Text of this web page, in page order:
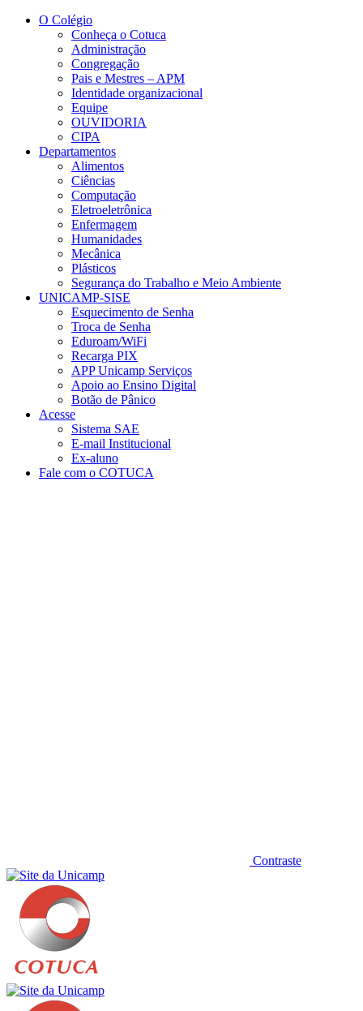
Conteúdo principal
O Colégio
Conheça o Cotuca
Administração
Congregação
Pais e Mestres – APM
Identidade organizacional
Equipe
OUVIDORIA
CIPA
Departamentos
Alimentos
Ciências
Computação
Eletroeletrônica
Enfermagem
Humanidades
Mecânica
Plásticos
Segurança do Trabalho e Meio Ambiente
UNICAMP-SISE
Esquecimento de Senha
Troca de Senha
Eduroam/WiFi
Recarga PIX
APP Unicamp Serviços
Apoio ao Ensino Digital
Botão de Pânico
Acesse
Sistema SAE
E-mail Institucional
Ex-aluno
Fale com o COTUCA
Contraste